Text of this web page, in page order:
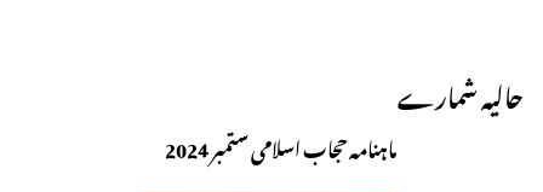
حالیہ شمارے
ماہنامہ حجاب اسلامی ستمبر 2024